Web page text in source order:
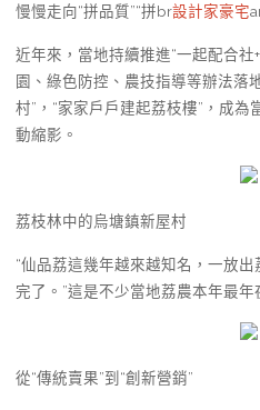
慢慢走向“拼品質”“拼br設計家豪宅
近年來，當地持續推進“一起配合社
園、綠色防控、農技指導等辦法落
村”，“家家戶戶建起荔枝樓”，成
動縮影。
荔枝林中的烏塘鎮新屋村
“仙品荔這幾年越來越知名，一放
完了。”這是不少當地荔農本年最年
從“傳統賣果”到“創新營銷”